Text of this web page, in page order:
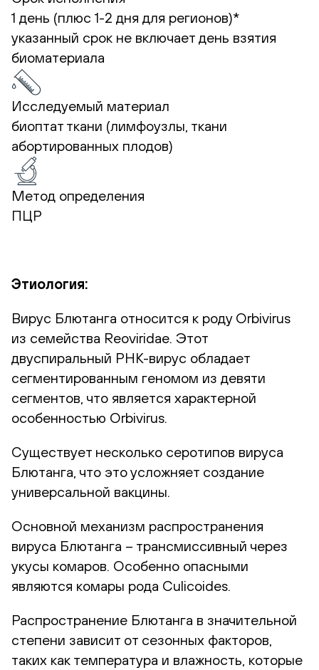
1 день (плюс 1-2 дня для регионов)*
указанный срок не включает день взятия
биоматериала
Исследуемый материал
биоптат ткани (лимфоузлы, ткани
абортированных плодов)
Метод определения
ПЦР
Этиология:
Вирус Блютанга относится к роду Orbivirus
из семейства Reoviridae. Этот
двуспиральный РНК-вирус обладает
сегментированным геномом из девяти
сегментов, что является характерной
особенностью Orbivirus.
Существует несколько серотипов вируса
Блютанга, что это усложняет создание
универсальной вакцины.
Основной механизм распространения
вируса Блютанга – трансмиссивный через
укусы комаров. Особенно опасными
являются комары рода Culicoides.
Распространение Блютанга в значительной
степени зависит от сезонных факторов,
таких как температура и влажность, которые